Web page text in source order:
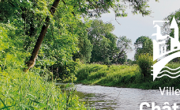
Skip
to
content